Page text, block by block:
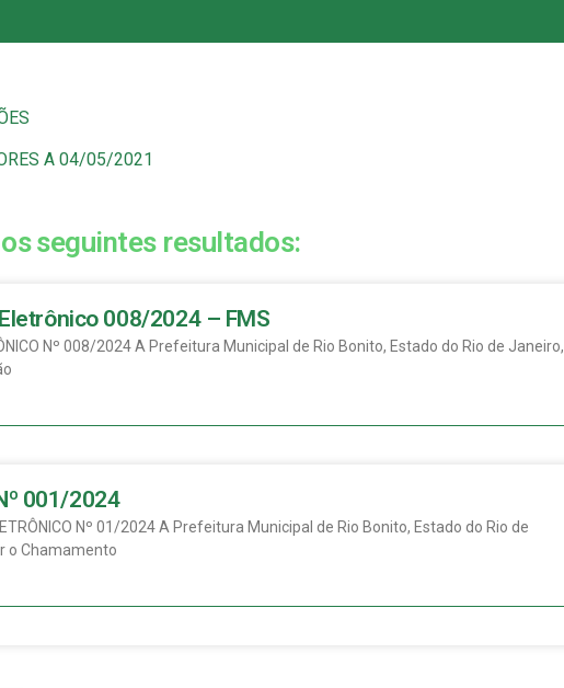
A 04/05/2021
seguintes resultados:
008/2024 – FMS
Nº 008/2024 A Prefeitura Municipal de Rio Bonito, Estado do Rio de Janeiro,
001/2024
Nº 01/2024 A Prefeitura Municipal de Rio Bonito, Estado do Rio de
o Chamamento